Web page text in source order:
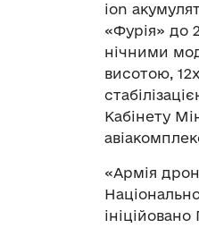
ion
«Фурія» до
нічними
висотою,
Кабінету
«Армія